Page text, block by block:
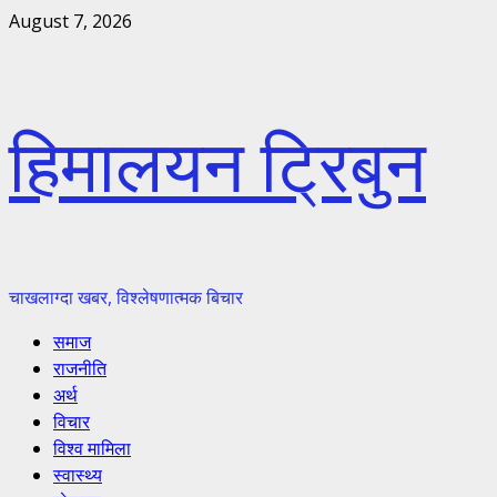
Skip
August 7, 2026
हिमालयन ट्रिबुन
चाखलाग्दा खबर, विश्लेषणात्मक बिचार
Primary
Menu
समाज
राजनीति
अर्थ
विचार
विश्व मामिला
स्वास्थ्य